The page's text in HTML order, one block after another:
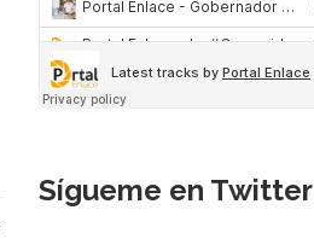
Sígueme en Twitter